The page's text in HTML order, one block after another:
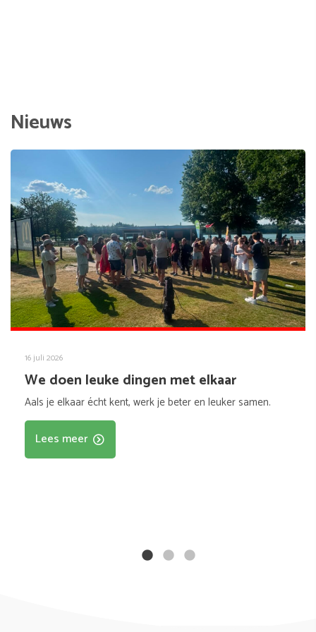
Nieuws
16 juli 2026
We doen leuke dingen met elkaar
Aals je elkaar écht kent, werk je beter en leuker samen.
Lees meer